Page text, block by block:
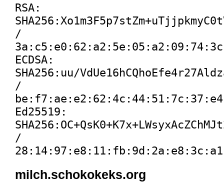
RSA:
/
ECDSA:
SHA256:uu/
/
Ed25519:
/
milch.schokokeks.org